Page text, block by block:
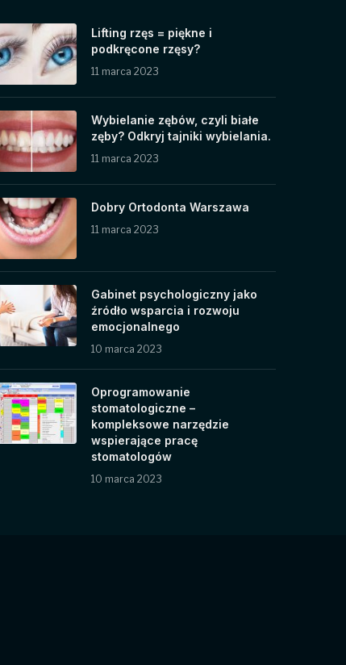
Lifting rzęs = piękne i
podkręcone rzęsy?
11 marca 2023
Wybielanie zębów, czyli białe
zęby? Odkryj tajniki wybielania.
11 marca 2023
Dobry Ortodonta Warszawa
11 marca 2023
Gabinet psychologiczny jako
źródło wsparcia i rozwoju
emocjonalnego
10 marca 2023
Oprogramowanie
stomatologiczne –
kompleksowe narzędzie
wspierające pracę
stomatologów
10 marca 2023